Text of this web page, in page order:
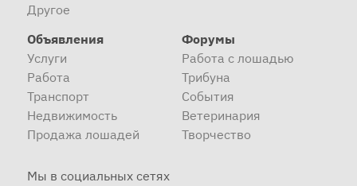
Другое
Объявления
Услуги
Работа
Транспорт
Недвижимость
Продажа лошадей
Форумы
Работа с лошадью
Трибуна
События
Ветеринария
Творчество
Мы в социальных сетях